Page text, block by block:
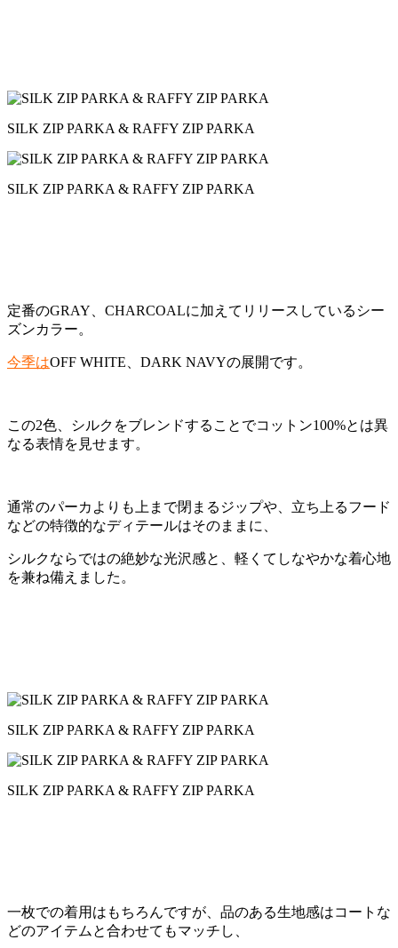
SILK ZIP PARKA & RAFFY ZIP PARKA
SILK ZIP PARKA & RAFFY ZIP PARKA
定番のGRAY、CHARCOALに加えてリリースしているシー
ズンカラー。
今季はOFF WHITE、DARK NAVYの展開です。
この2色、シルクをブレンドすることでコットン100%とは異
なる表情を見せます。
通常のパーカよりも上まで閉まるジップや、立ち上るフード
などの特徴的なディテールはそのままに、
シルクならではの絶妙な光沢感と、軽くてしなやかな着心地
を兼ね備えました。
SILK ZIP PARKA & RAFFY ZIP PARKA
SILK ZIP PARKA & RAFFY ZIP PARKA
一枚での着用はもちろんですが、品のある生地感はコートな
どのアイテムと合わせてもマッチし、